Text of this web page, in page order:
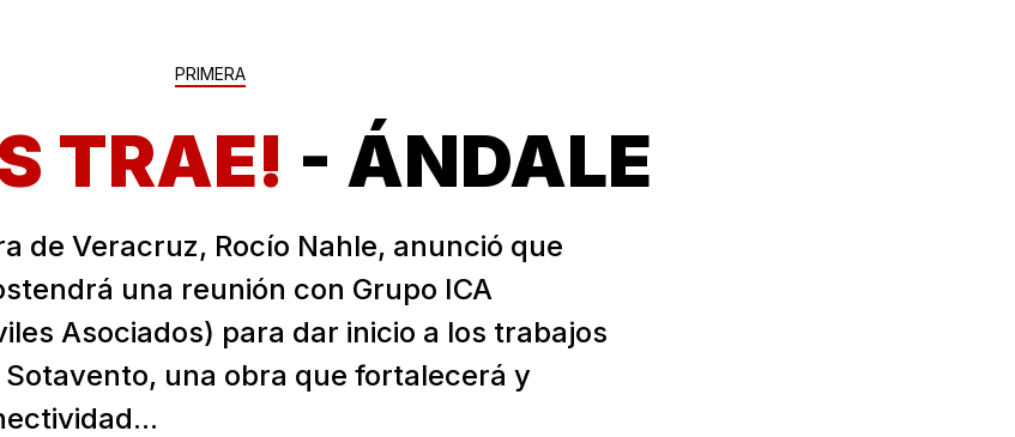
PRIMERA
TRAE! - ÁNDALE
de Veracruz, Rocío Nahle, anunció que
una reunión con Grupo ICA
Asociados) para dar inicio a los trabajos
una obra que fortalecerá y